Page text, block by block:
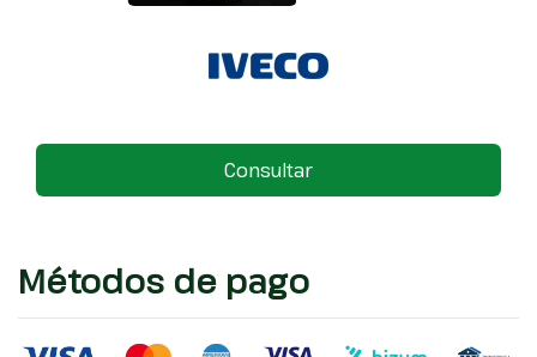
Consultar
Métodos de pago